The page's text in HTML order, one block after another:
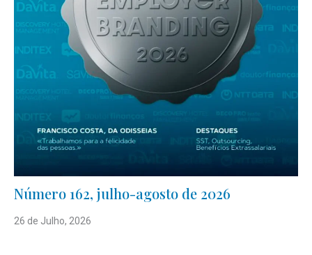
Número 162, julho-agosto de 2026
26 de Julho, 2026